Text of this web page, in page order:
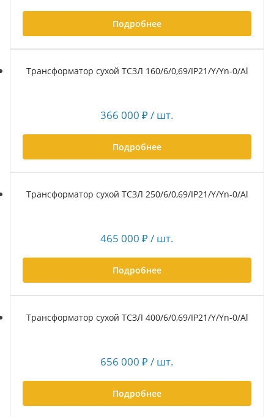
Подробнее
Трансформатор сухой ТСЗЛ 160/6/0,69/IP21/Y/Yn-0/Al
366 000 ₽ / шт.
Подробнее
Трансформатор сухой ТСЗЛ 250/6/0,69/IP21/Y/Yn-0/Al
465 000 ₽ / шт.
Подробнее
Трансформатор сухой ТСЗЛ 400/6/0,69/IP21/Y/Yn-0/Al
656 000 ₽ / шт.
Подробнее